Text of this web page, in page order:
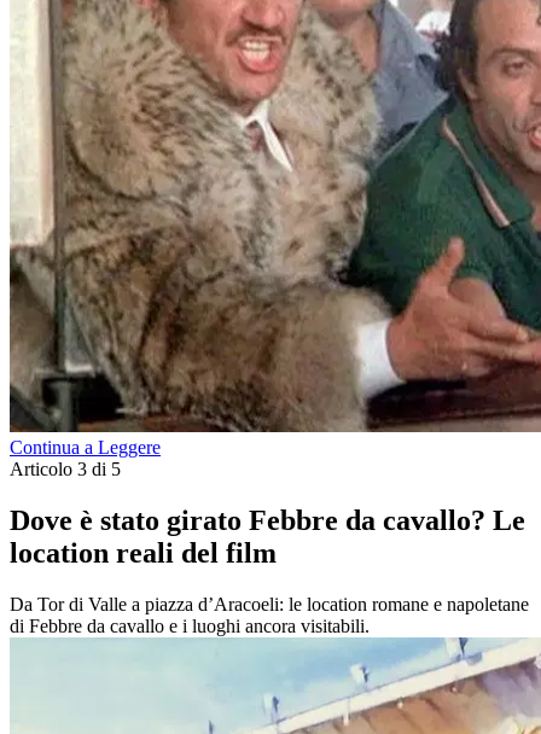
Continua a Leggere
Articolo 3 di 5
Dove è stato girato Febbre da cavallo? Le
location reali del film
Da Tor di Valle a piazza d’Aracoeli: le location romane e napoletane
di Febbre da cavallo e i luoghi ancora visitabili.